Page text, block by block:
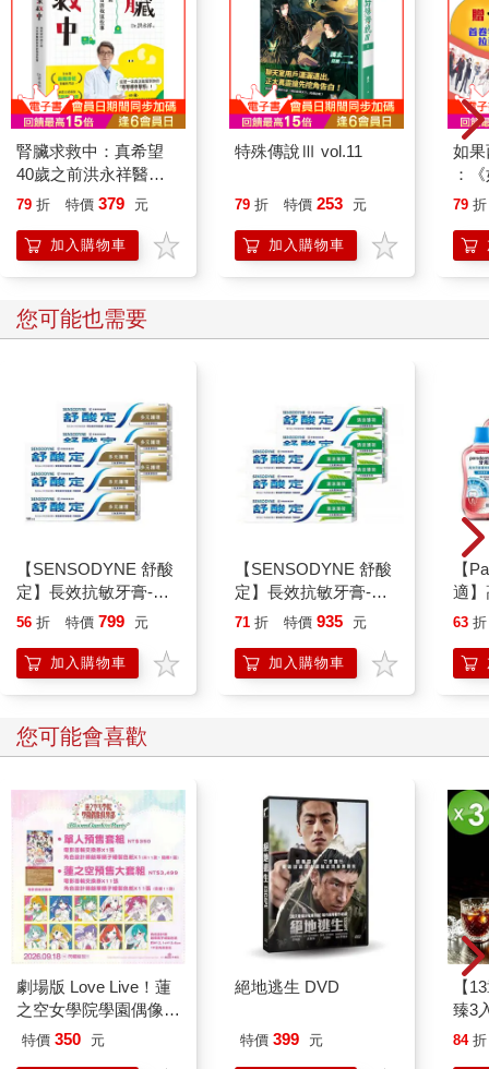
腎臟求救中：真希望
40歲之前洪永祥醫師
就告訴我這些事
79 折 特價 379 元
加入購物車
特殊傳說Ⅲ vol.11
79 折 特價 253 元
加入購物車
如
：
喵
79 折
您可能也需要
【SENSODYNE 舒酸
定】長效抗敏牙膏-多
元護理120gx6入
56 折 特價 799 元
加入購物車
【SENSODYNE 舒酸
定】長效抗敏牙膏-清
涼薄荷160gx6入
71 折 特價 935 元
加入購物車
【
適
水-
63 折
您可能會喜歡
劇場版 Love Live！蓮
之空女學院學園偶像俱
樂部 Bloom Garden
特價 350 元
絕地逃生 DVD
特價 399 元
【
臻3
84 折